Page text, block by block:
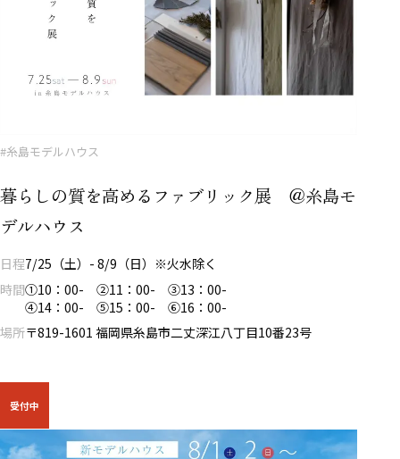
#糸島モデルハウス
暮らしの質を高めるファブリック展 ＠糸島モ
デルハウス
日程7/25（土）- 8/9（日）※火水除く
時間①10：00- ②11：00- ③13：00-
④14：00- ⑤15：00- ⑥16：00-
場所〒819-1601 福岡県糸島市二丈深江八丁目10番23号
受付中